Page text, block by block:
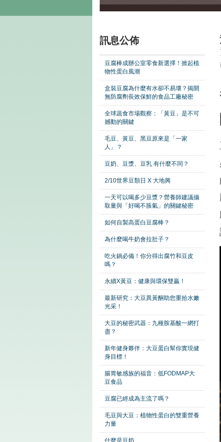
訊息公佈
豆腐棒成辦公室零食新選擇！掀起植
物性蛋白風潮
盒裝豆腐為什麼有水卻不易壞？揭開
無防腐劑長效保鮮的食品工廠秘密
全球蔬食市場觀察：「黃豆」是不可
撼動的關鍵
毛豆、黃豆、黑豆原來是「一家
人」？
豆奶、豆漿、豆乳 有什麼不同？
2/10世界豆類日 X 大地興
一天可以喝多少豆漿？營養師建議攝
取量與「好喝不脹氣」的關鍵秘密
如何自製高蛋白豆腐棒？
為什麼喝牛奶會拉肚子？
吃火鍋必備！你分得出腐竹和豆皮
嗎？
永續X黃豆：健康與環保雙贏！
最新研究：大豆異黃酮助您重拾水嫩
光采！
大豆的秘密武器：九種胺基酸一網打
盡？
新年健身夥伴：大豆蛋白幫你實現健
身目標！
腸胃敏感族的福音：低FODMAP大
豆食品
豆腐已經成為主流了嗎？
毛豆與大豆：植物性蛋白的雙重營養
力量
什麼是豆奶